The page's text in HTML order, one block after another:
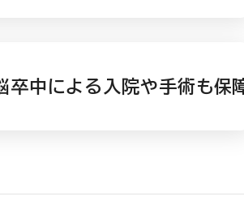
卒中による入院や手術も保